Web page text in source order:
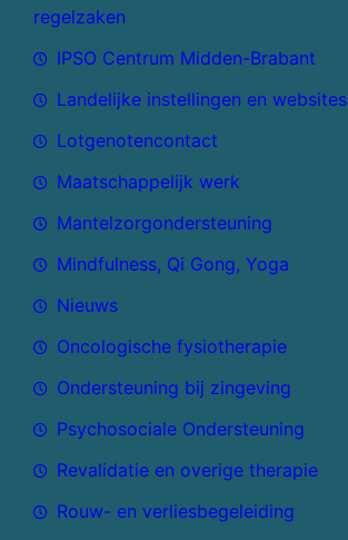
regelzaken
IPSO Centrum Midden-Brabant
Landelijke instellingen en websites
Lotgenotencontact
Maatschappelijk werk
Mantelzorgondersteuning
Mindfulness, Qi Gong, Yoga
Nieuws
Oncologische fysiotherapie
Ondersteuning bij zingeving
Psychosociale Ondersteuning
Revalidatie en overige therapie
Rouw- en verliesbegeleiding